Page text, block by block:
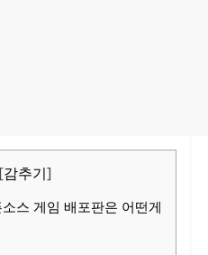
[감추기]
스 게임 배포판은 어떤게